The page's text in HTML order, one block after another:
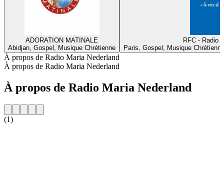
ADORATION MATINALE
Abidjan, Gospel, Musique Chrétienne
RFC - Radio
Paris, Gospel, Musique
À propos de Radio Maria Nederland
À propos de Radio Maria Nederland
À propos de Radio Maria Nederland
(1)